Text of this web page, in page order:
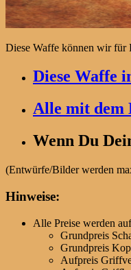
Diese Waffe können wir für
Diese Waffe
Alle mit dem
Wenn Du
(Entwürfe/Bilder werden
Hinweise:
Alle Preise werden
Grundpreis
Grundpreis
Aufpreis